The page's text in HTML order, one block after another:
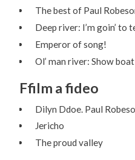
The best of Paul
Deep river: I’m goin’ to
Emperor of song!
Ol’ man river: Show
Ffilm a fideo
Dilyn Ddoe. Paul
Jericho
The proud valley